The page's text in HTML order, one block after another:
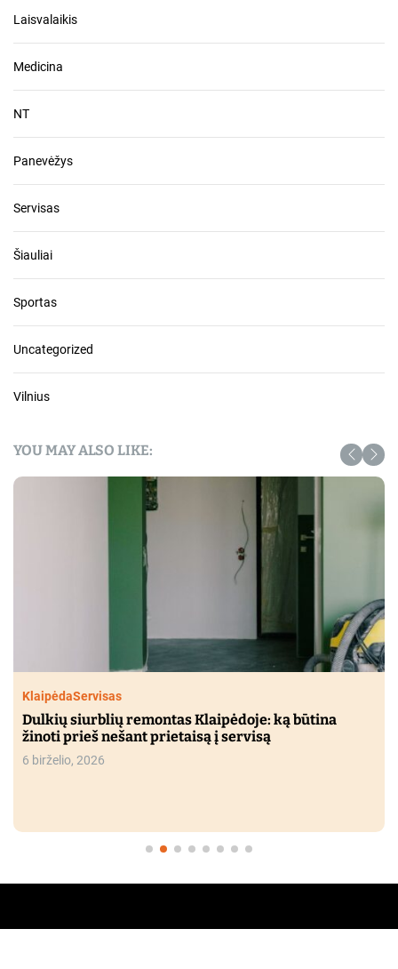
Laisvalaikis
Medicina
NT
Panevėžys
Servisas
Šiauliai
Sportas
Uncategorized
Vilnius
YOU MAY ALSO LIKE:
KlaipėdaServisas
Dulkių siurblių remontas Klaipėdoje: ką būtina
žinoti prieš nešant prietaisą į servisą
6 birželio, 2026